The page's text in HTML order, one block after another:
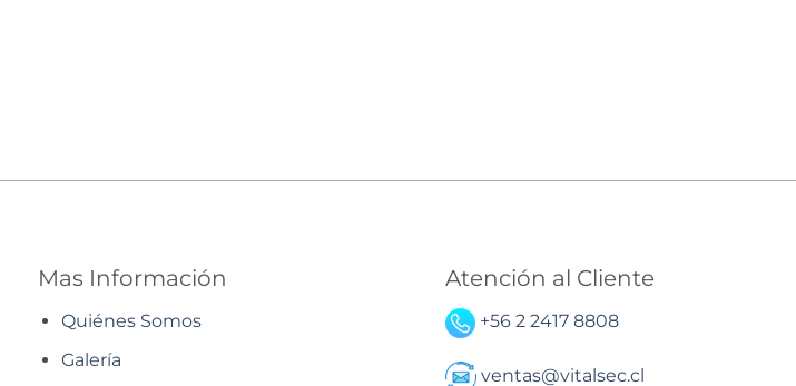
Mas Información
Quiénes Somos
Galería
Atención al Cliente
+56 2 2417 8808
ventas@vitalsec.cl